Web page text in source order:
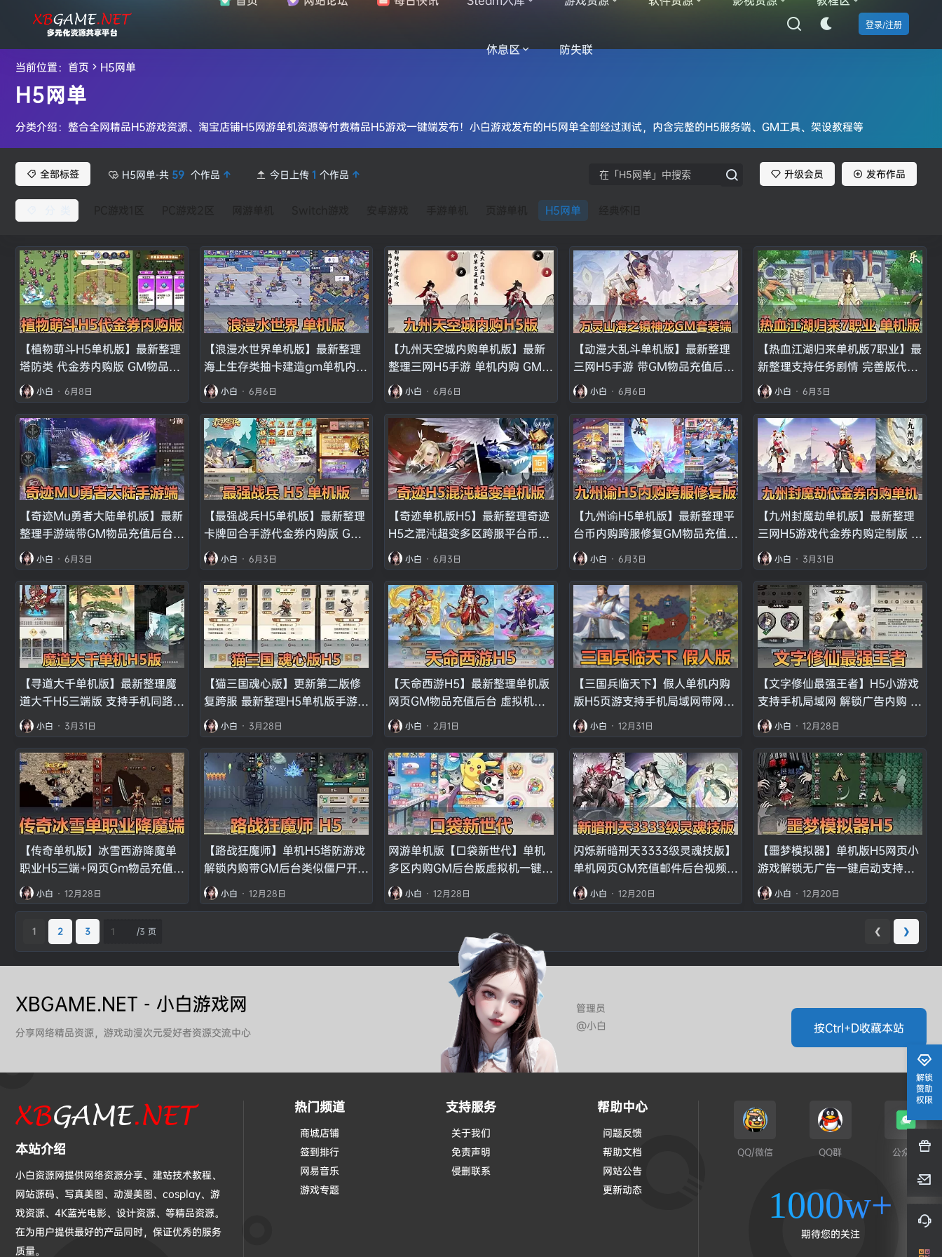
登录/注册
休息区 防失联
当前位置： 首页 H5网单
H5网单
分类介绍：整合全网精品H5游戏资源、淘宝店铺H5网游单机资源等付费精品H5游戏一键端发布！小白游戏发布的H5网单全部经过测试，内含完整的H5服务端、GM工具、架设教程等
全部标签 H5网单-共 59 个作品 今日上传 1 个作品 升级会员 发布作品
H5网单
【植物萌斗H5单机版】最新整理
塔防类 代金券内购版 GM物品后
台 虚拟机一键端视频教学 支持自
配家庭局域网
小白 · 6月8日
【浪漫水世界单机版】最新整理
海上生存类抽卡建造gm单机内购
虚拟机一键端 视频安装教学
小白 · 6月6日
【九州天空城内购单机版】最新
整理三网H5手游 单机内购 GM物
品后台 回合制虚拟机一键端视频
安装教学 支持家庭局域网
小白 · 6月6日
【动漫大乱斗单机版】最新整理
三网H5手游 带GM物品充值后台
虚拟机一键端视频安装教学
小白 · 6月6日
【热血江湖归来单机版7职业】最
新整理支持任务剧情 完善版代金
券内购功能GM物品后台视频安装
教学3D动漫风虚拟机一键端视频
安装教学 支持手机家庭局域网
小白 · 6月3日
【奇迹Mu勇者大陆单机版】最新
整理手游端带GM物品充值后台虚
拟机一键端视频安装教学支持自
配家庭局域网手机连接
小白 · 6月3日
【最强战兵H5单机版】最新整理
卡牌回合手游代金券内购版 GM
物品充值后台 虚拟机一键端 视频
安装教学 支持自配家庭局域网手
机连接
小白 · 6月3日
【奇迹单机版H5】最新整理奇迹
H5之混沌超变多区跨服平台币内
购版带GM物品充值后台 虚拟机
一键端 视频安装教学 支持自配家
庭局域网手机连接
小白 · 6月3日
【九州谕H5单机版】最新整理平
台币内购跨服修复GM物品充值后
台虚拟机一键端视频安装教学仙
侠二次元风格手游
小白 · 6月3日
【九州封魔劫单机版】最新整理
三网H5游戏代金券内购定制版 带
GM后台 虚拟机一键端
小白 · 3月31日
【寻道大千单机版】最新整理魔
道大千H5三端版 支持手机同路由
器下电脑互通 GM物品后台 虚拟
机一键端
小白 · 3月31日
【猫三国魂心版】更新第二版修
复跨服 最新整理H5单机版手游
带GM物品后台 猫币内购 虚拟机
一键端
小白 · 3月28日
【天命西游H5】最新整理单机版
网页GM物品充值后台 虚拟机一
键端视频安装教学 支持局域网手
机连接
小白 · 2月1日
【三国兵临天下】假人单机内购
版H5页游支持手机局域网带网页
GM机器人管理后台免虚拟机一键
启动视频安装教学三国策略类
小白 · 12月31日
【文字修仙最强王者】H5小游戏
支持手机局域网 解锁广告内购 解
压一键启动
小白 · 12月28日
【传奇单机版】冰雪西游降魔单
职业H5三端+网页Gm物品充值后
台+视频安装教学虚拟机一键端
+手工端文本教学
小白 · 12月28日
【路战狂魔师】单机H5塔防游戏
解锁内购带GM后台类似僵尸开炮
虚拟机一键端视频教学
小白 · 12月28日
网游单机版【口袋新世代】单机
多区内购GM后台版虚拟机一键端
视频安装教学+手工端文本教学
小白 · 12月28日
闪烁新暗刑天3333级灵魂技版】
单机网页GM充值邮件后台视频安
装教学虚拟机一键端放置回合制
二次元支持家庭局域网
小白 · 12月20日
【噩梦模拟器】单机版H5网页小
游戏解锁无广告一键启动支持手
机局域网
小白 · 12月20日
1 2 3 /3 页 ❮ ❯
解锁
赞助
权限
XBGAME.NET - 小白游戏网
分享网络精品资源，游戏动漫次元爱好者资源交流中心 按Ctrl+D收藏本站
管理员
@小白
本站介绍
小白资源网提供网络资源分享、建站技术教程、
网站源码、写真美图、动漫美图、cosplay、游
戏资源、4K蓝光电影、设计资源、等精品资源。
在为用户提供最好的产品同时，保证优秀的服务
质量。
热门频道
商城店铺
签到排行
网易音乐
游戏专题
支持服务
关于我们
免责声明
侵删联系
帮助中心
问题反馈
帮助文档
网站公告
更新动态
QQ/微信 QQ群 公众号
1000w+
期待您的关注